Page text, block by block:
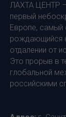
ЛАХТА ЦЕНТР
первый
Европе, самый
рождающийся
отдалении от
Это прорыв в
глобальной
российскими